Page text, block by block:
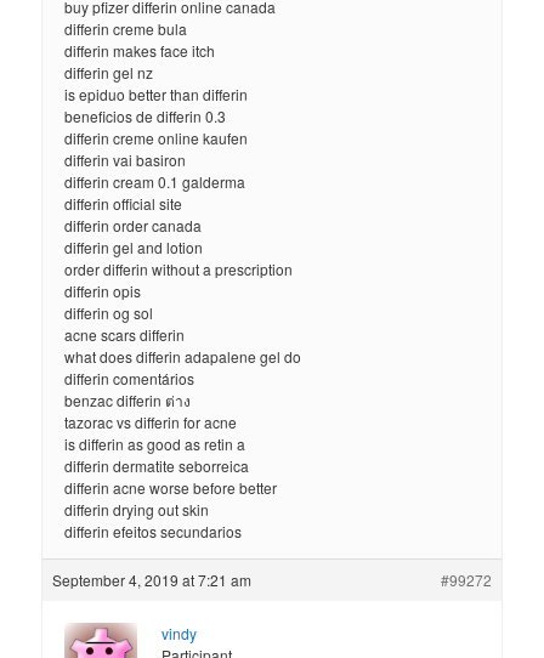
buy pfizer differin online canada
differin creme bula
differin makes face itch
differin gel nz
is epiduo better than differin
beneficios de differin 0.3
differin creme online kaufen
differin vai basiron
differin cream 0.1 galderma
differin official site
differin order canada
differin gel and lotion
order differin without a prescription
differin opis
differin og sol
acne scars differin
what does differin adapalene gel do
differin comentários
benzac differin ต่าง
tazorac vs differin for acne
is differin as good as retin a
differin dermatite seborreica
differin acne worse before better
differin drying out skin
differin efeitos secundarios
September 4, 2019 at 7:21 am #99272
vindy